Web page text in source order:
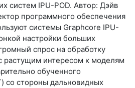
систем IPU-POD. Автор: Дэйв
программного обеспечения
системы Graphcore IPU-
настройки больших
спрос на обработку
растущим интересом к моделям
обученного
со стороны дальновидных